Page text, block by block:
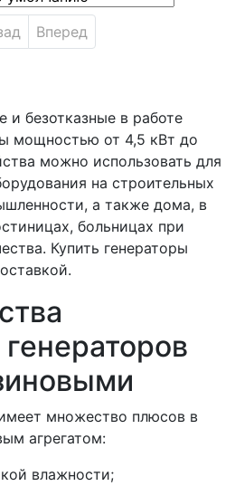
Вперед
и безотказные в работе
мощностью от 4,5 кВт до
можно использовать для
на строительных
а также дома, в
больницах при
Купить генераторы
множество плюсов в
агрегатом:
влажности;